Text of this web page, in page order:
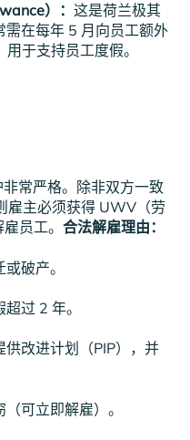
）： 这是荷兰极其
在每年 5 月向员工额外
用于支持员工度假。
常严格。除非双方一致
雇主必须获得 UWV（劳
员工。 合法解雇理由：
破产。
过 2 年。
改进计划（PIP），并
可立即解雇）。